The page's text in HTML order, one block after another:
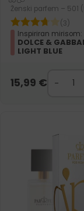
Ženski parfem – 501
(3)
Inspiriran mirisom:
DOLCE &
LIGHT BLUE
15,99 €